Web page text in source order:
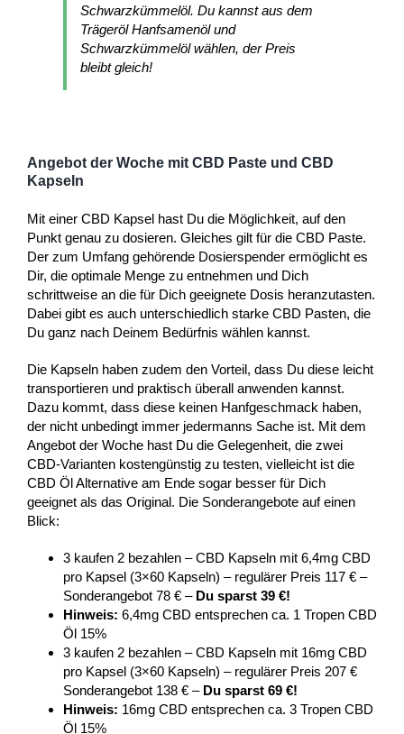
Schwarzkümmelöl. Du kannst aus dem
Trägeröl Hanfsamenöl und
Schwarzkümmelöl wählen, der Preis
bleibt gleich!
Angebot der Woche mit CBD Paste und CBD
Kapseln
Mit einer CBD Kapsel hast Du die Möglichkeit, auf den
Punkt genau zu dosieren. Gleiches gilt für die CBD Paste.
Der zum Umfang gehörende Dosierspender ermöglicht es
Dir, die optimale Menge zu entnehmen und Dich
schrittweise an die für Dich geeignete Dosis heranzutasten.
Dabei gibt es auch unterschiedlich starke CBD Pasten, die
Du ganz nach Deinem Bedürfnis wählen kannst.
Die Kapseln haben zudem den Vorteil, dass Du diese leicht
transportieren und praktisch überall anwenden kannst.
Dazu kommt, dass diese keinen Hanfgeschmack haben,
der nicht unbedingt immer jedermanns Sache ist. Mit dem
Angebot der Woche hast Du die Gelegenheit, die zwei
CBD-Varianten kostengünstig zu testen, vielleicht ist die
CBD Öl Alternative am Ende sogar besser für Dich
geeignet als das Original. Die Sonderangebote auf einen
Blick:
3 kaufen 2 bezahlen – CBD Kapseln mit 6,4mg CBD
pro Kapsel (3×60 Kapseln) – regulärer Preis 117 € –
Sonderangebot 78 € – Du sparst 39 €!
Hinweis: 6,4mg CBD entsprechen ca. 1 Tropen CBD
Öl 15%
3 kaufen 2 bezahlen – CBD Kapseln mit 16mg CBD
pro Kapsel (3×60 Kapseln) – regulärer Preis 207 €
Sonderangebot 138 € – Du sparst 69 €!
Hinweis: 16mg CBD entsprechen ca. 3 Tropen CBD
Öl 15%